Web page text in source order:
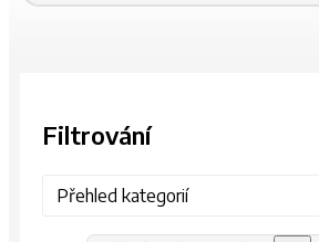
Filtrování
Přehled kategorií